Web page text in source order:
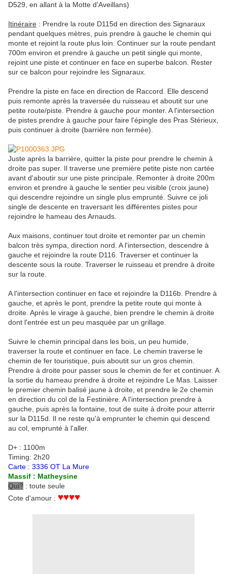
D529, en allant à la Motte d'Aveillans)
Itinéraire : Prendre la route D115d en direction des Signaraux
pendant quelques mètres, puis prendre à gauche le chemin qui
monte et rejoint la route plus loin. Continuer sur la route pendant
700m environ et prendre à gauche un petit single qui monte,
rejoint une piste et continuer en face en superbe balcon. Rester
sur ce balcon pour rejoindre les Signaraux.
Prendre la piste en face en direction de Raccord. Elle descend
puis remonte après la traversée du ruisseau et aboutit sur une
petite route/piste. Prendre à gauche pour monter. A l'intersection
de pistes prendre à gauche pour faire l'épingle des Pras Stérieux,
puis continuer à droite (barrière non fermée).
Juste après la barrière, quitter la piste pour prendre le chemin à
droite pas super. Il traverse une première petite piste non cartée
avant d'aboutir sur une piste principale. Remonter à droite 200m
environ et prendre à gauche le sentier peu visible (croix jaune)
qui descendre rejoindre un single plus emprunté. Suivre ce joli
single de descente en traversant les différentes pistes pour
rejoindre le hameau des Arnauds.
Aux maisons, continuer tout droite et remonter par un chemin
balcon très sympa, direction nord. A l'intersection, descendre à
gauche et rejoindre la route D116. Traverser et continuer la
descente sous la route. Traverser le ruisseau et prendre à droite
sur la route.
A l'intersection continuer en face et rejoindre la D116b. Prendre à
gauche, et après le pont, prendre la petite route qui monte à
droite. Après le virage à gauche, bien prendre le chemin à droite
dont l'entrée est un peu masquée par un grillage.
Suivre le chemin principal dans les bois, un peu humide,
traverser la route et continuer en face. Le chemin traverse le
chemin de fer touristique, puis aboutit sur un gros chemin.
Prendre à droite pour passer sous le chemin de fer et continuer. A
la sortie du hameau prendre à droite et rejoindre Le Mas. Laisser
le premier chemin balisé jaune à droite, et prendre le 2e chemin
en direction du col de la Festinière. A l'intersection prendre à
gauche, puis après la fontaine, tout de suite à droite pour atterrir
sur la D115d. Il ne reste qu'à emprunter le chemin qui descend
au col, emprunté à l'aller.
D+ : 1100m
Timing: 2h20
Carte : 3336 OT La Mure
Massif : Matheysine
Qui? : toute seule
Cote d'amour : ♥♥♥♥